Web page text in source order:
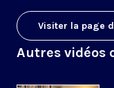
Visiter la page
Autres vidéos